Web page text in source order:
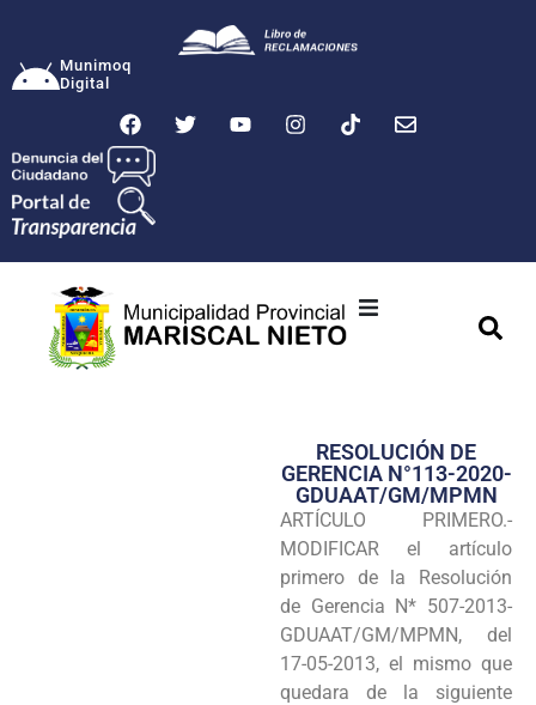
Munimoq
Digital
Transparencia
Seguridad
Programas
Intranet
RESOLUCIÓN DE
GERENCIA N°113-2020-
GDUAAT/GM/MPMN
ARTÍCULO PRIMERO.-
MODIFICAR el artículo
primero de la Resolución
de Gerencia N* 507-2013-
GDUAAT/GM/MPMN, del
17-05-2013, el mismo que
quedara de la siguiente